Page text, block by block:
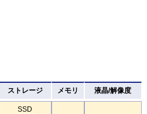
ストレージ メモリ 液晶/解像度
SSD